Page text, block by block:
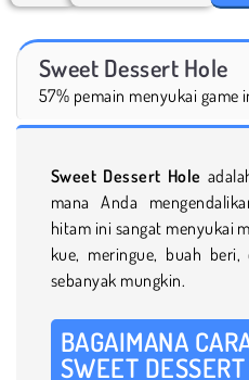
Sweet Dessert Hole
57% pemain menyukai game
Sweet Dessert Hole
mana Anda
hitam ini sangat menyukai
kue, meringue, buah
sebanyak mungkin.
BAGAIMANA
SWEET